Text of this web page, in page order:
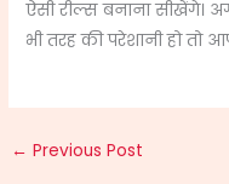
ऐसी रील्स बनाना सीखेंगे।
भी तरह की परेशानी हो
← Previous Post